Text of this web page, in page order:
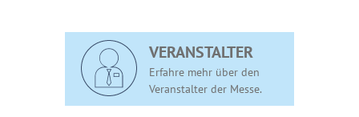
VERANSTALTER
Erfahre mehr über den
Veranstalter der Messe.